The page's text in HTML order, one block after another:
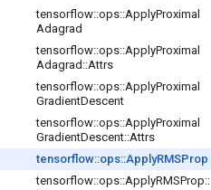
tensorflow::ops::ApplyProximal
Adagrad
tensorflow::ops::ApplyProximal
Adagrad ::Attrs
tensorflow::ops::ApplyProximal
GradientDescent
tensorflow::ops::ApplyProximal
GradientDescent::Attrs
tensorflow::ops::ApplyRMSProp
tensorflow::ops::ApplyRMSProp::